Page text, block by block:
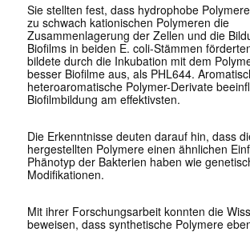
Sie stellten fest, dass hydrophobe
zu schwach kationischen Polymeren die
Zusammenlagerung der Zellen und die
Biofilms in beiden E. coli-Stämmen
bildete durch die Inkubation mit dem
besser Biofilme aus, als PHL644.
heteroaromatische Polymer-Derivate
Biofilmbildung am effektivsten.
Die Erkenntnisse deuten darauf hin, dass
hergestellten Polymere einen ähnlichen
Phänotyp der Bakterien haben wie
Modifikationen.
Mit ihrer Forschungsarbeit konnten die
beweisen, dass synthetische Polymere